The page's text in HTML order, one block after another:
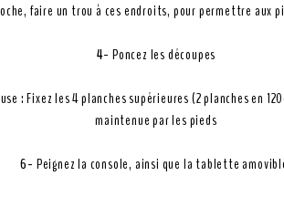
faire un trou à ces endroits, pour permettre aux
4- Poncez les découpes
: Fixez les 4 planches supérieures (2 planches en
maintenue par les pieds
6- Peignez la console, ainsi que la tablette